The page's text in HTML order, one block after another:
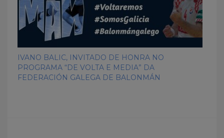
IVANO BALIC, INVITADO DE HONRA NO
PROGRAMA “DE VOLTA E MEDIA” DA
FEDERACIÓN GALEGA DE BALONMÁN